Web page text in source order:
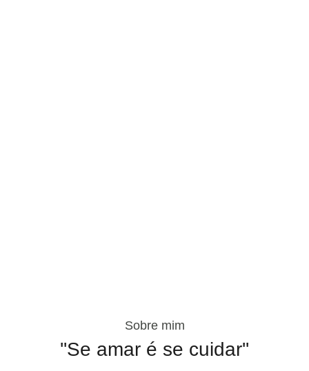
Sobre mim
''Se amar é se cuidar''